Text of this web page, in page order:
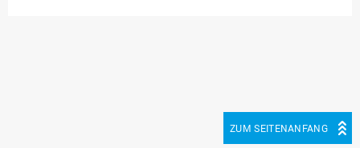
ZUM SEITENANFANG